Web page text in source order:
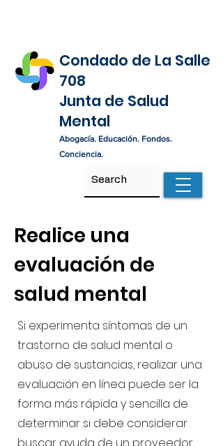
Condado de La Salle
708
Junta de Salud
Mental
Abogacía. Educación. Fondos.
Conciencia.
Realice una
evaluación de
salud mental
Si experimenta síntomas de un
trastorno de salud mental o
abuso de sustancias, realizar una
evaluación en línea puede ser la
forma más rápida y sencilla de
determinar si debe considerar